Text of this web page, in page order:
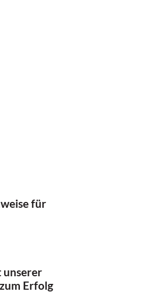
für
unserer
Erfolg